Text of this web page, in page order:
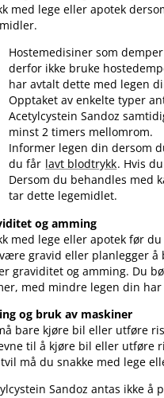
med lege eller apotek
Hostemedisiner som
derfor ikke bruke
har avtalt dette med legen
Opptaket av enkelte typer
Acetylcystein Sandoz
minst 2 timers mellomrom.
Informer legen din dersom
du får lavt blodtrykk. Hvis
Dersom du behandles med
tar dette legemidlet.
og amming
med lege eller apotek før
gravid eller planlegger å
graviditet og amming. Du
med mindre legen din
og bruk av maskiner
bare kjøre bil eller utføre
til å kjøre bil eller utføre
må du snakke med lege
Sandoz antas ikke å